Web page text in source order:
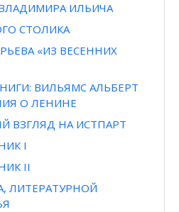
ИЛЬИЧА
СТОЛИКА
«ИЗ ВЕСЕННИХ
ВИЛЬЯМС АЛЬБЕРТ
О ЛЕНИНЕ
ВЗГЛЯД НА ИСТПАРТ
I
II
ЛИТЕРАТУРНОЙ